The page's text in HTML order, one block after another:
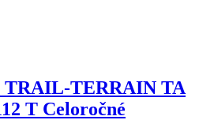
TRAIL-TERRAIN TA
T Celoročné